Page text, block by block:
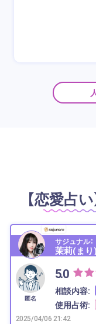
【恋愛占
サジュナル：
茉莉(まり
匿名
5.0
相談内容:
使用占術:
2025/04/06 21:42